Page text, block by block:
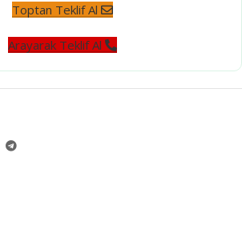
Toptan Teklif Al
Arayarak Teklif Al